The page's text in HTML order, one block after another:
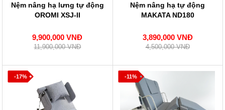
Nệm nâng hạ lưng tự động
OROMI XSJ-II
9,900,000 VNĐ
11,900,000 VNĐ
Nệm nâng hạ tự động
MAKATA ND180
3,890,000 VNĐ
4,500,000 VNĐ
-17% -11%